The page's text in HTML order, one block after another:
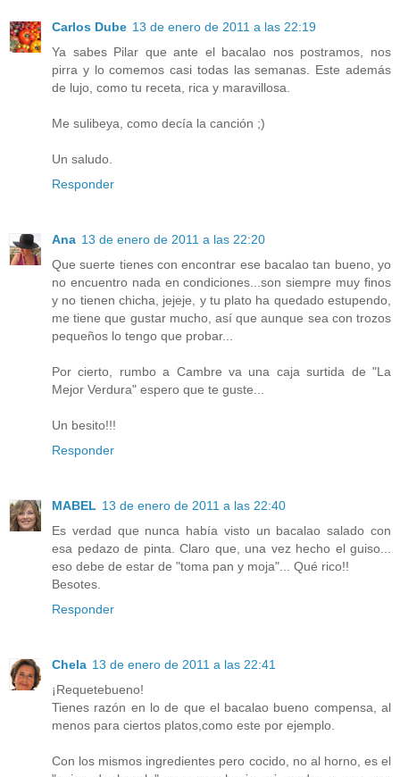
Carlos Dube 13 de enero de 2011 a las 22:19
Ya sabes Pilar que ante el bacalao nos postramos, nos
pirra y lo comemos casi todas las semanas. Este además
de lujo, como tu receta, rica y maravillosa.
Me sulibeya, como decía la canción ;)
Un saludo.
Responder
Ana 13 de enero de 2011 a las 22:20
Que suerte tienes con encontrar ese bacalao tan bueno, yo
no encuentro nada en condiciones...son siempre muy finos
y no tienen chicha, jejeje, y tu plato ha quedado estupendo,
me tiene que gustar mucho, así que aunque sea con trozos
pequeños lo tengo que probar...
Por cierto, rumbo a Cambre va una caja surtida de "La
Mejor Verdura" espero que te guste...
Un besito!!!
Responder
MABEL 13 de enero de 2011 a las 22:40
Es verdad que nunca había visto un bacalao salado con
esa pedazo de pinta. Claro que, una vez hecho el guiso...
eso debe de estar de "toma pan y moja"... Qué rico!!
Besotes.
Responder
Chela 13 de enero de 2011 a las 22:41
¡Requetebueno!
Tienes razón en lo de que el bacalao bueno compensa, al
menos para ciertos platos,como este por ejemplo.
Con los mismos ingredientes pero cocido, no al horno, es el